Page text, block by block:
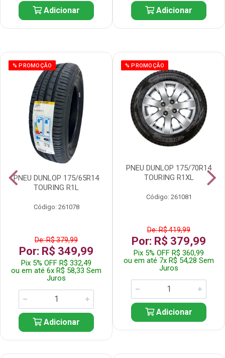
Adicionar Adicionar
% PROMOÇÃO
PNEU DUNLOP 175/65R14
TOURING R1L
Código: 261078
De: R$ 379,99
Por: R$ 349,99
Pix 5% OFF R$ 332,49
ou em até 6x R$ 58,33 Sem
Juros
Adicionar
% PROMOÇÃO
PNEU DUNLOP 175/70R14
TOURING R1XL
Código: 261081
De: R$ 419,99
Por: R$ 379,99
Pix 5% OFF R$ 360,99
ou em até 7x R$ 54,28 Sem
Juros
Adicionar